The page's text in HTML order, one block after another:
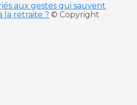
aux gestes qui sauvent
la retraite ? © Copyright